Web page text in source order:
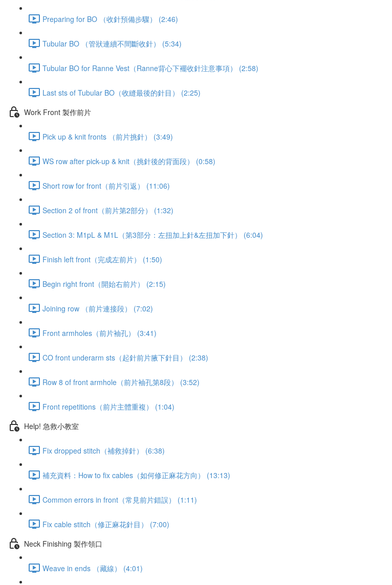
Preparing for BO （收針預備步驟） (2:46)
Tubular BO （管狀連續不間斷收針） (5:34)
Tubular BO for Ranne Vest（Ranne背心下襬收針注意事項） (2:58)
Last sts of Tubular BO（收縫最後的針目） (2:25)
Work Front 製作前片
Pick up & knit fronts （前片挑針） (3:49)
WS row after pick-up & knit（挑針後的背面段） (0:58)
Short row for front（前片引返） (11:06)
Section 2 of front（前片第2部分） (1:32)
Section 3: M1pL & M1L（第3部分：左扭加上針&左扭加下針） (6:04)
Finish left front（完成左前片） (1:50)
Begin right front（開始右前片） (2:15)
Joining row （前片連接段） (7:02)
Front armholes（前片袖孔） (3:41)
CO front underarm sts（起針前片腋下針目） (2:38)
Row 8 of front armhole（前片袖孔第8段） (3:52)
Front repetitions（前片主體重複） (1:04)
Help! 急救小教室
Fix dropped stitch（補救掉針） (6:38)
補充資料：How to fix cables（如何修正麻花方向） (13:13)
Common errors in front（常見前片錯誤） (1:11)
Fix cable stitch（修正麻花針目） (7:00)
Neck Finishing 製作領口
Weave in ends （藏線） (4:01)